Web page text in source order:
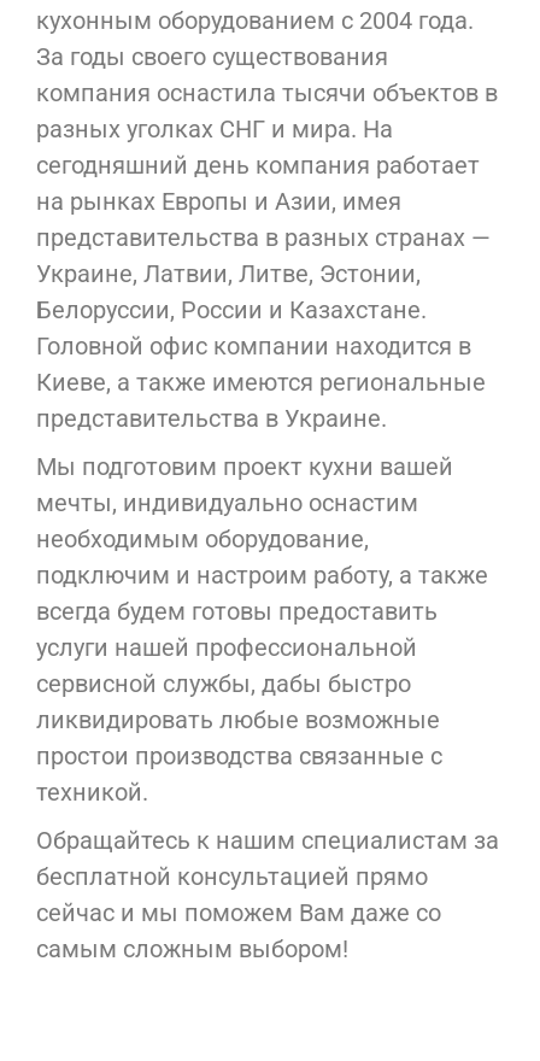
кухонным оборудованием с 2004 года.
За годы своего существования
компания оснастила тысячи объектов в
разных уголках СНГ и мира. На
сегодняшний день компания работает
на рынках Европы и Азии, имея
представительства в разных странах —
Украине, Латвии, Литве, Эстонии,
Белоруссии, России и Казахстане.
Головной офис компании находится в
Киеве, а также имеются региональные
представительства в Украине.
Мы подготовим проект кухни вашей
мечты, индивидуально оснастим
необходимым оборудование,
подключим и настроим работу, а также
всегда будем готовы предоставить
услуги нашей профессиональной
сервисной службы, дабы быстро
ликвидировать любые возможные
простои производства связанные с
техникой.
Обращайтесь к нашим специалистам за
бесплатной консультацией прямо
сейчас и мы поможем Вам даже со
самым сложным выбором!